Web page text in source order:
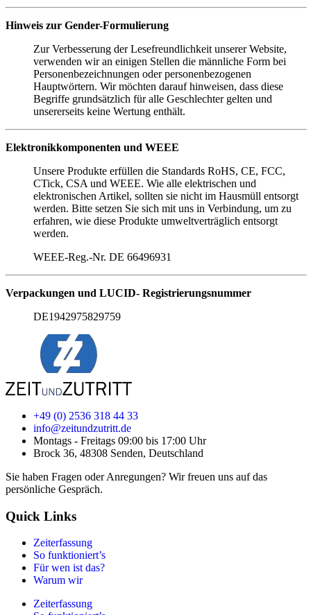
Hinweis zur Gender-Formulierung
Zur Verbesserung der Lesefreundlichkeit unserer Website,
verwenden wir an einigen Stellen die männliche Form bei
Personenbezeichnungen oder personenbezogenen
Hauptwörtern. Wir möchten darauf hinweisen, dass diese
Begriffe grundsätzlich für alle Geschlechter gelten und
unsererseits keine Wertung enthält.
Elektronikkomponenten und WEEE
Unsere Produkte erfüllen die Standards RoHS, CE, FCC,
CTick, CSA und WEEE. Wie alle elektrischen und
elektronischen Artikel, sollten sie nicht im Hausmüll entsorgt
werden. Bitte setzen Sie sich mit uns in Verbindung, um zu
erfahren, wie diese Produkte umweltverträglich entsorgt
werden.
WEEE-Reg.-Nr. DE 66496931
Verpackungen und LUCID- Registrierungsnummer
DE1942975829759
+49 (0) 2536 318 44 33
info@zeitundzutritt.de
Montags - Freitags 09:00 bis 17:00 Uhr
Brock 36, 48308 Senden, Deutschland
Sie haben Fragen oder Anregungen? Wir freuen uns auf das
persönliche Gespräch.
Quick Links
Zeiterfassung
So funktioniert’s
Für wen ist das?
Warum wir
Zeiterfassung